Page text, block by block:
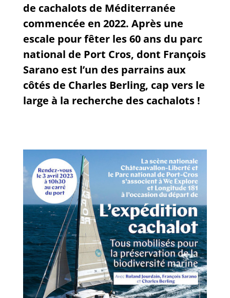
de cachalots de Méditerranée
commencée en 2022. Après une
escale pour fêter les 60 ans du parc
national de Port Cros, dont François
Sarano est l’un des parrains aux
côtés de Charles Berling, cap vers le
large à la recherche des cachalots !